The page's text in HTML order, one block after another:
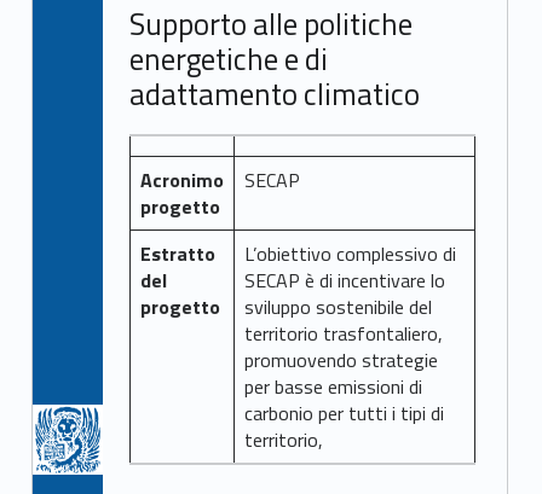
Supporto alle politiche
energetiche e di
adattamento climatico
Acronimo
progetto
SECAP
Estratto
del
progetto
L’obiettivo complessivo di
SECAP è di incentivare lo
sviluppo sostenibile del
territorio trasfontaliero,
promuovendo strategie
per basse emissioni di
carbonio per tutti i tipi di
territorio,